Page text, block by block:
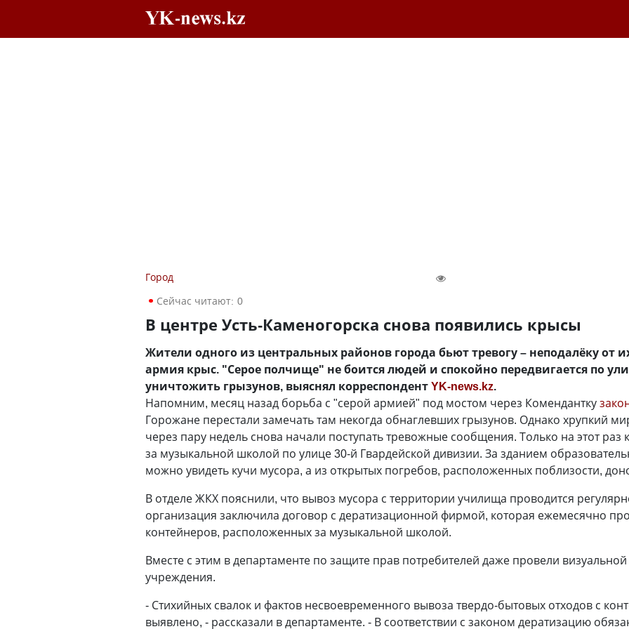
Город
Сейчас читают: 0
В центре Усть-Каменогорска снова появились крысы
Жители одного из центральных районов города бьют тревогу – неподалёку от
армия крыс. "Серое полчище" не боится людей и спокойно передвигается по
уничтожить грызунов, выяснял корреспондентYK-news.kz.
Напомним, месяц назад борьба с "серой армией" под мостом через Комендантку
Горожане перестали замечать там некогда обнаглевших грызунов. Однако хрупкий
через пару недель снова начали поступать тревожные сообщения. Только на этот
за музыкальной школой по улице 30-й Гвардейской дивизии. За зданием
можно увидеть кучи мусора, а из открытых погребов, расположенных поблизости,
В отделе ЖКХ пояснили, что вывоз мусора с территории училища проводится
организация заключила договор с дератизационной фирмой, которая ежемесячно
контейнеров, расположенных за музыкальной школой.
Вместе с этим в департаменте по защите прав потребителей даже провели
учреждения.
- Стихийных свалок и фактов несвоевременного вывоза твердо-бытовых отходов с
выявлено, - рассказали в департаменте. - В соответствии с законом дератизацию